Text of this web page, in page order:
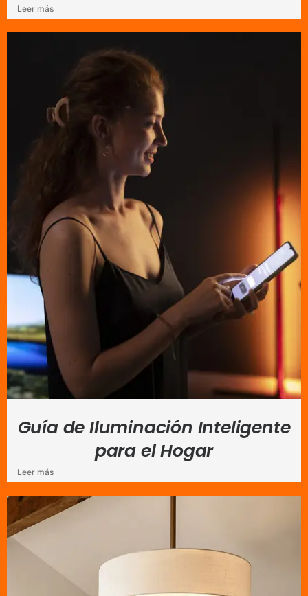
Leer más
Guía de Iluminación Inteligente
para el Hogar
Leer más